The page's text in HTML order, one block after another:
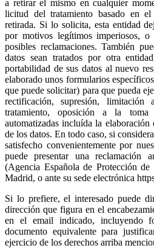
a retirar el mismo en cualquier
licitud del tratamiento basado en
retirada. Si lo solicita, esta entidad
por motivos legítimos imperiosos,
posibles reclamaciones. También
datos sean tratados por otra
portabilidad de sus datos al nuevo
elaborado unos formularios
que puede solicitar) para que pueda
rectificación, supresión, limitación
tratamiento, oposición a la toma
automatizadas incluída la
de los datos. En todo caso, si
satisfecho convenientemente por
puede presentar una reclamación
(Agencia Española de Protección
Madrid, o ante su sede electrónica
Si lo prefiere, el interesado puede
dirección que figura en el
en el email indicado, incluyendo
documento equivalente para
ejercicio de los derechos arriba